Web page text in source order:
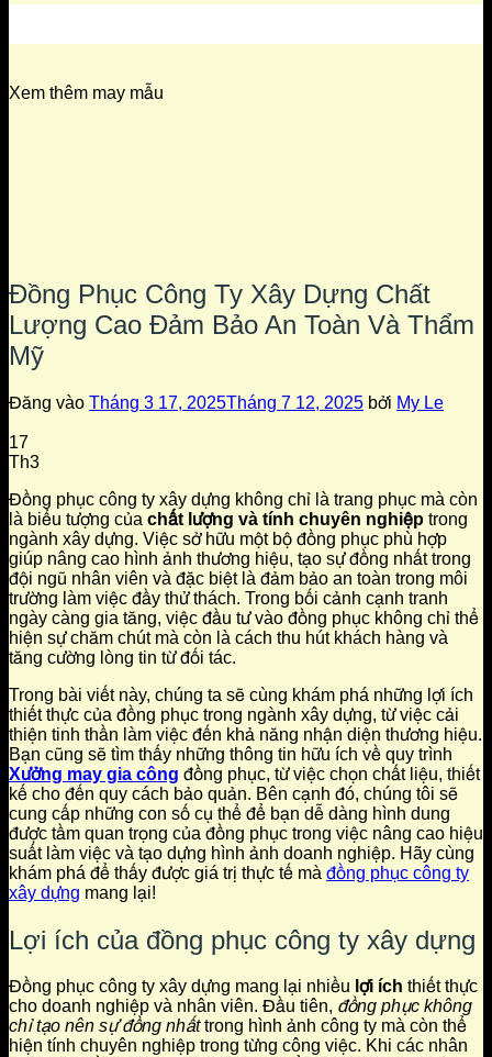
Xem thêm may mẫu
Đồng Phục Công Ty Xây Dựng Chất
Lượng Cao Đảm Bảo An Toàn Và Thẩm
Mỹ
Đăng vào Tháng 3 17, 2025Tháng 7 12, 2025 bởi My Le
17
Th3
Đồng phục công ty xây dựng không chỉ là trang phục mà còn
là biểu tượng của chất lượng và tính chuyên nghiệp trong
ngành xây dựng. Việc sở hữu một bộ đồng phục phù hợp
giúp nâng cao hình ảnh thương hiệu, tạo sự đồng nhất trong
đội ngũ nhân viên và đặc biệt là đảm bảo an toàn trong môi
trường làm việc đầy thử thách. Trong bối cảnh cạnh tranh
ngày càng gia tăng, việc đầu tư vào đồng phục không chỉ thể
hiện sự chăm chút mà còn là cách thu hút khách hàng và
tăng cường lòng tin từ đối tác.
Trong bài viết này, chúng ta sẽ cùng khám phá những lợi ích
thiết thực của đồng phục trong ngành xây dựng, từ việc cải
thiện tinh thần làm việc đến khả năng nhận diện thương hiệu.
Bạn cũng sẽ tìm thấy những thông tin hữu ích về quy trình
Xưởng may gia công đồng phục, từ việc chọn chất liệu, thiết
kế cho đến quy cách bảo quản. Bên cạnh đó, chúng tôi sẽ
cung cấp những con số cụ thể để bạn dễ dàng hình dung
được tầm quan trọng của đồng phục trong việc nâng cao hiệu
suất làm việc và tạo dựng hình ảnh doanh nghiệp. Hãy cùng
khám phá để thấy được giá trị thực tế mà đồng phục công ty
xây dựng mang lại!
Lợi ích của đồng phục công ty xây dựng
Đồng phục công ty xây dựng mang lại nhiều lợi ích thiết thực
cho doanh nghiệp và nhân viên. Đầu tiên, đồng phục không
chỉ tạo nên sự đồng nhấttrong hình ảnh công ty mà còn thể
hiện tính chuyên nghiệp trong từng công việc. Khi các nhân